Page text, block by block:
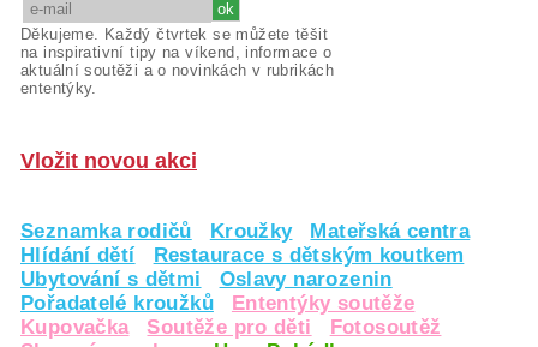
Děkujeme. Každý čtvrtek se můžete těšit
na inspirativní tipy na víkend, informace o
aktuální soutěži a o novinkách v rubrikách
ententýky.
Vložit novou akci
Seznamka rodičů Kroužky
Mateřská centra
Hlídání dětí
Restaurace s dětským koutkem
Ubytování s dětmi
Oslavy narozenin
Pořadatelé kroužků
Ententýky soutěže
Kupovačka
Soutěže pro děti
Fotosoutěž